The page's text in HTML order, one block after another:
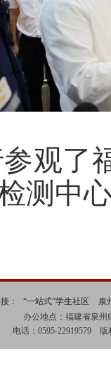
观了
测中
： “一站式”学生社区
泉
办公地点：福建省泉州
电话：0595-22919579